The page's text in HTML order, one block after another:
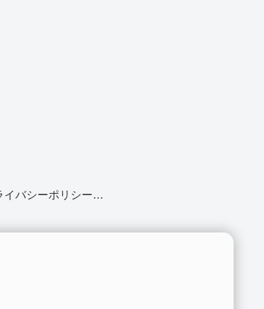
プライバシーポリシー・免責事項